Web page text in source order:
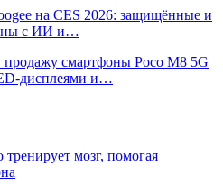
на CES 2026: защищённые и
с ИИ и…
смартфоны Poco M8 5G
дисплеями и…
мозг, помогая